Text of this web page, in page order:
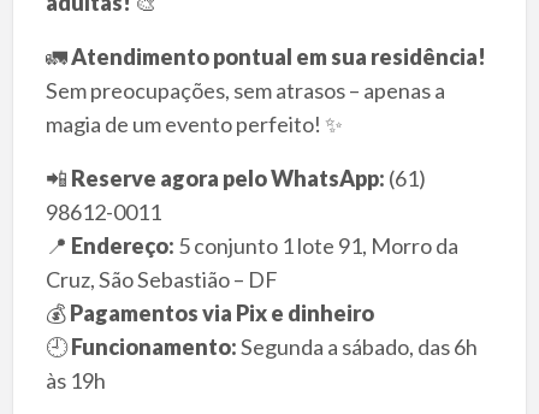
🚛Atendimento pontual em sua residência!
Sem preocupações, sem atrasos – apenas a
magia de um evento perfeito! ✨
📲 Reserve agora pelo WhatsApp: (61)
98612-0011
📍 Endereço: 5 conjunto 1 lote 91, Morro da
Cruz, São Sebastião – DF
💰Pagamentos via Pix e dinheiro
🕘Funcionamento:Segunda a sábado, das 6h
às 19h